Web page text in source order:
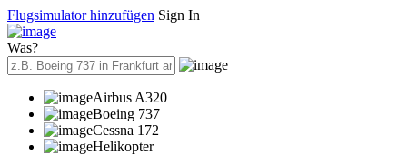
Flugsimulator hinzufügen Sign In
Was?
Airbus A320
Boeing 737
Cessna 172
Helikopter